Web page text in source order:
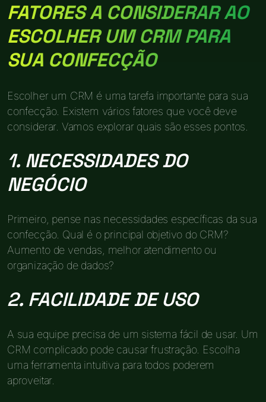
FATORES A CONSIDERAR AO
ESCOLHER UM CRM PARA
SUA CONFECÇÃO
Escolher um CRM é uma tarefa importante para sua
confecção. Existem vários fatores que você deve
considerar. Vamos explorar quais são esses pontos.
1. NECESSIDADES DO
NEGÓCIO
Primeiro, pense nas necessidades específicas da sua
confecção. Qual é o principal objetivo do CRM?
Aumento de vendas, melhor atendimento ou
organização de dados?
2. FACILIDADE DE USO
A sua equipe precisa de um sistema fácil de usar. Um
CRM complicado pode causar frustração. Escolha
uma ferramenta intuitiva para todos poderem
aproveitar.